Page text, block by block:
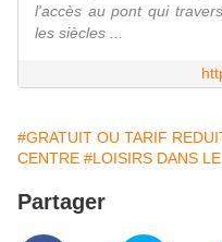
l'accès au pont qui
les siècles ...
#GRATUIT OU TARIF
CENTRE #LOISIRS DANS
Partager